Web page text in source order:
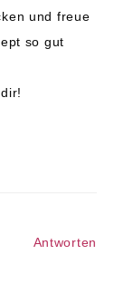
und freue
so gut
Antworten